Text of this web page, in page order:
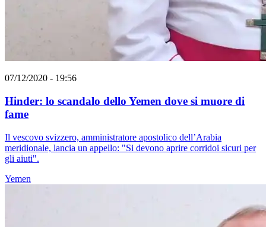
07/12/2020 - 19:56
Hinder: lo scandalo dello Yemen dove si muore di
fame
Il vescovo svizzero, amministratore apostolico dell’Arabia
meridionale, lancia un appello: "Si devono aprire corridoi sicuri per
gli aiuti".
Yemen